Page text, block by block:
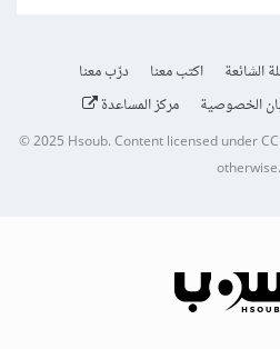
الشائعة اكتب معنا
درّب معنا
الخصوصية مركز المساعدة
© 2025Hsoub.Content licensed under
otherwise.